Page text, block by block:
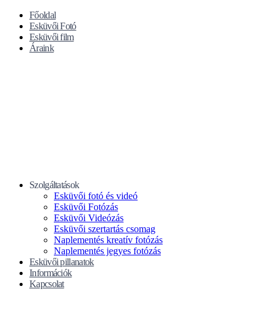
Főoldal
Esküvői Fotó
Esküvői film
Áraink
Szolgáltatások
Esküvői fotó és videó
Esküvői Fotózás
Esküvői Videózás
Esküvői szertartás csomag
Naplementés kreatív fotózás
Naplementés jegyes fotózás
Esküvői pillanatok
Információk
Kapcsolat